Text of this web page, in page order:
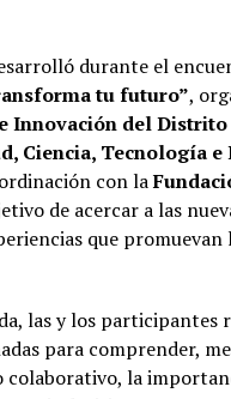
durante el
tu futuro”,
Innovación del Distrito
Ciencia, Tecnología
con la
de acercar a las
que
las y los participantes
para comprender,
colaborativo, la